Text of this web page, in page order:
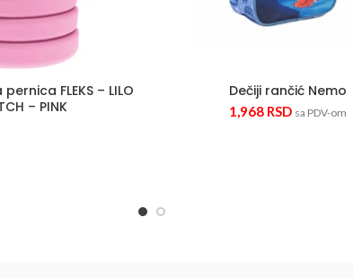
FLEKS – LILO
– PINK
Dečiji rančić Nemo
1,968 RSD sa PDV-om